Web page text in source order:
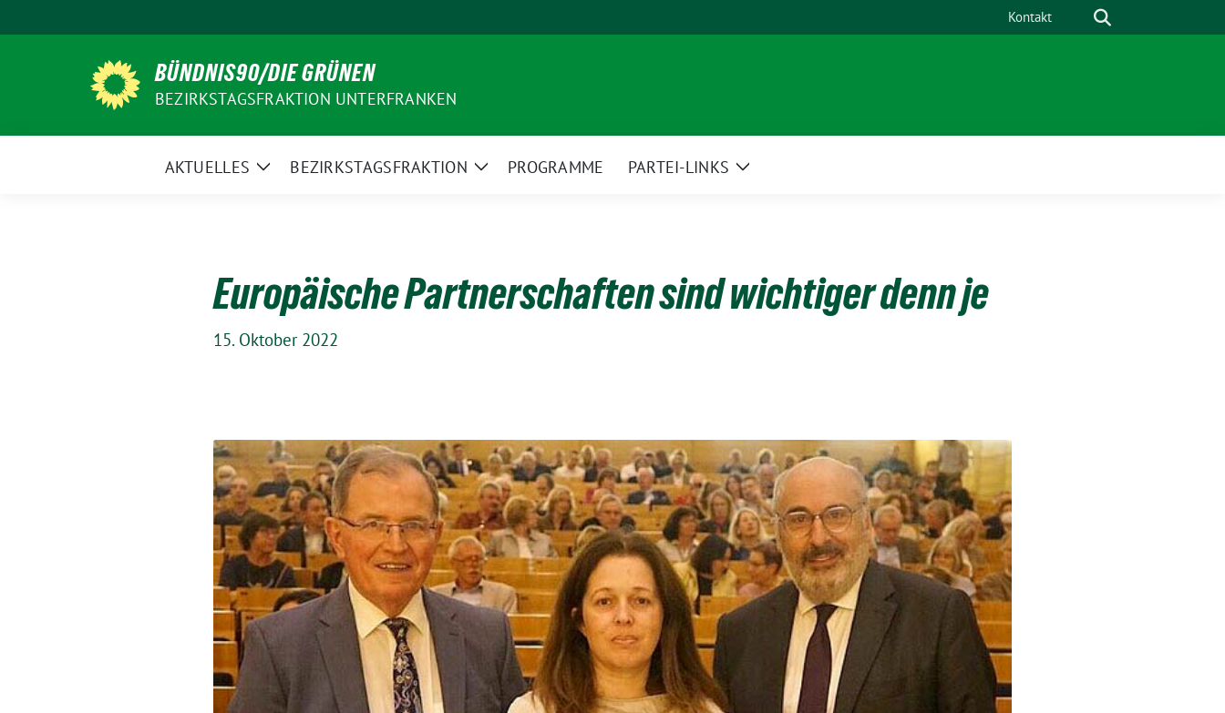
zum
Kontakt Suche
BÜNDNIS90/DIE GRÜNEN
BEZIRKSTAGSFRAKTION UNTERFRANKEN
AKTUELLES
ZeigeBEZIRKSTAGSFRAKTION
ZeigePROGRAMME PARTEI-LINKS
Zeige
Europäische Partnerschaften sind wichtiger denn je
15. Oktober 2022